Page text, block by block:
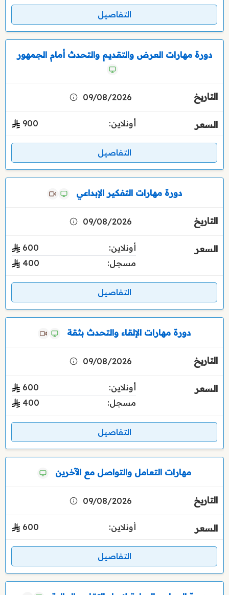
التفاصيل
دورة مهارات العرض والتقديم والتحدث أمام الجمهور
09/08/2026
أونلاين: 900
التفاصيل
دورة مهارات التفكير الإبداعي
09/08/2026
أونلاين:
600
مسجل:
400
التفاصيل
دورة مهارات الإلقاء والتحدث بثقة
09/08/2026
أونلاين:
600
مسجل:
400
التفاصيل
مهارات التعامل والتواصل مع الآخرين
09/08/2026
أونلاين: 600
التفاصيل